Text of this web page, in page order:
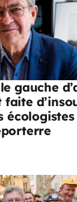
gauche
faite
écologistes